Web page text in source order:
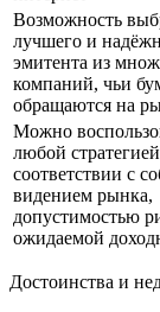
Возможность
лучшего и
эмитента из
компаний, чьи
обращаются на
Можно
любой
соответствии с
видением рынка,
допустимостью
ожидаемой
Достоинства и